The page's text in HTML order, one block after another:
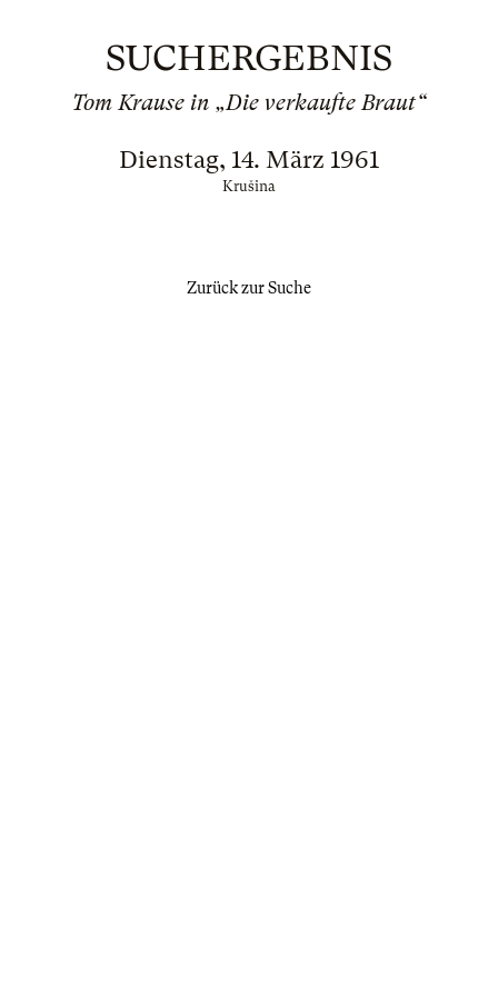
SUCHERGEBNIS
Tom Krause in „Die verkaufte Braut“
Dienstag, 14. März 1961
Krušina
Zurück zur Suche